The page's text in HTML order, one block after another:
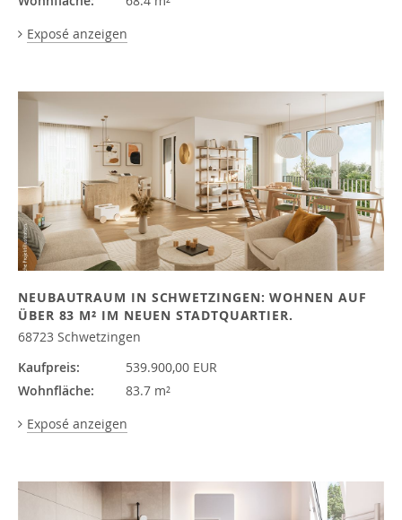
Exposé anzeigen
NEUBAUTRAUM IN SCHWETZINGEN: WOHNEN AUF
ÜBER 83 M² IM NEUEN STADTQUARTIER.
68723 Schwetzingen
Kaufpreis:
539.900,00 EUR
Wohnfläche:
83.7 m²
Exposé anzeigen